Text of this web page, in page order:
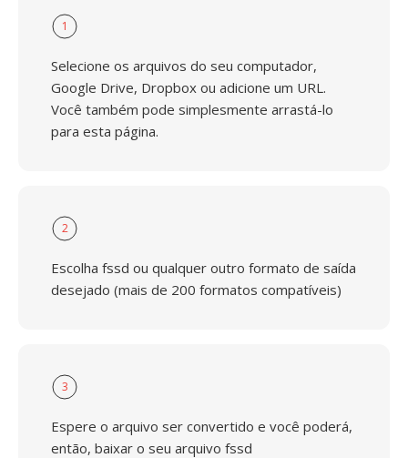
1
Selecione os arquivos do seu computador,
Google Drive, Dropbox ou adicione um URL.
Você também pode simplesmente arrastá-lo
para esta página.
2
Escolha fssd ou qualquer outro formato de saída
desejado (mais de 200 formatos compatíveis)
3
Espere o arquivo ser convertido e você poderá,
então, baixar o seu arquivo fssd